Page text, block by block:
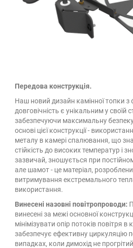
Передова конструкція.
Наш новий дизайн камінної топки з
довговічність є унікальним у своїй
забезпечуючи максимальну
основі цієї конструкції -
металу в камері спалювання, що
стійкість до високих температур і
зазвичай, зношується при
але шамот - це матеріал,
витримування екстремального
використання.
Винесені назовні повітропроводи:
винесені за межі основної
мінімізувати опір потоків повітря в
забезпечує ефективну циркуляцію
випадках, коли димохід не